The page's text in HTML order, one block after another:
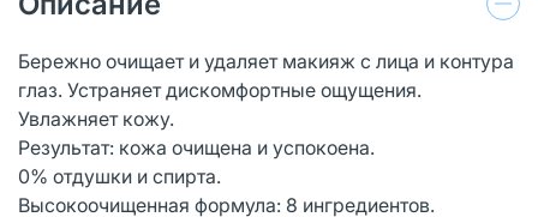
Бережно очищает и удаляет макияж с лица и контура
глаз. Устраняет дискомфортные ощущения.
Увлажняет кожу.
Результат: кожа очищена и успокоена.
0% отдушки и спирта.
Высокоочищенная формула: 8 ингредиентов.